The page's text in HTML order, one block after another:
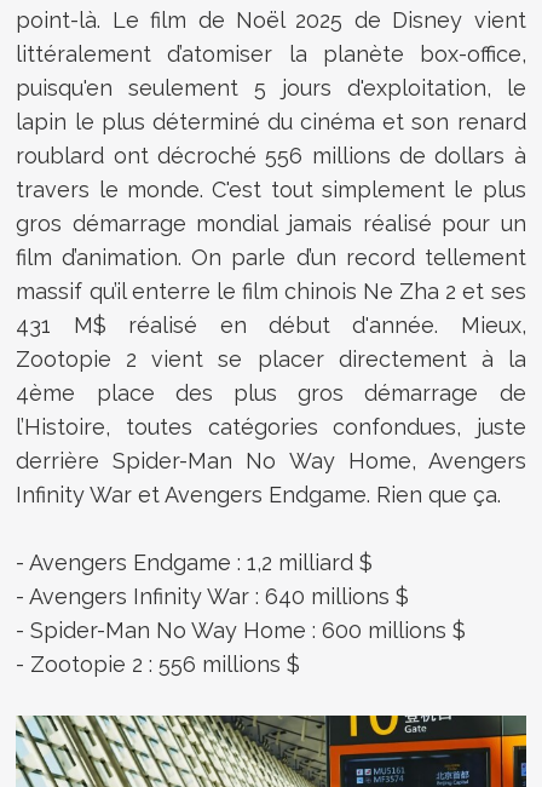
point-là. Le film de Noël 2025 de Disney vient
littéralement d’atomiser la planète box-office,
puisqu'en seulement 5 jours d'exploitation, le
lapin le plus déterminé du cinéma et son renard
roublard ont décroché 556 millions de dollars à
travers le monde. C'est tout simplement le plus
gros démarrage mondial jamais réalisé pour un
film d’animation. On parle d’un record tellement
massif qu’il enterre le film chinois Ne Zha 2 et ses
431 M$ réalisé en début d'année. Mieux,
Zootopie 2 vient se placer directement à la
4ème place des plus gros démarrage de
l’Histoire, toutes catégories confondues, juste
derrière Spider-Man No Way Home, Avengers
Infinity War et Avengers Endgame. Rien que ça.
- Avengers Endgame : 1,2 milliard $
- Avengers Infinity War : 640 millions $
- Spider-Man No Way Home : 600 millions $
- Zootopie 2 : 556 millions $